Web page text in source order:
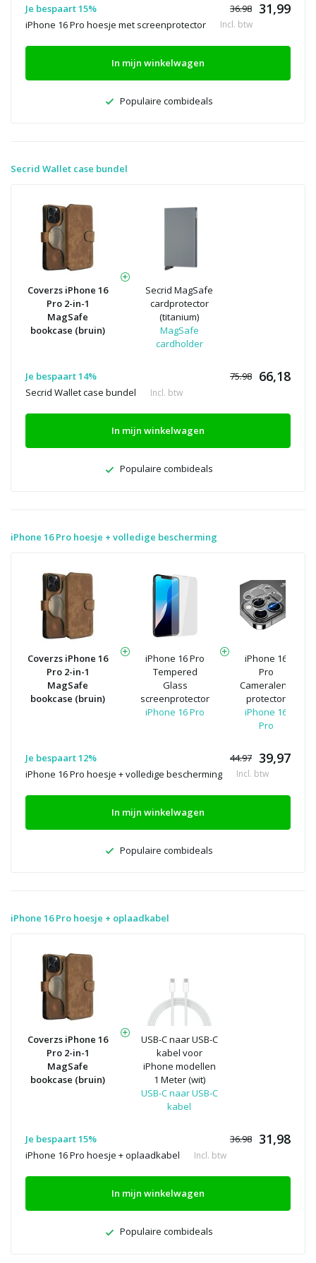
Je bespaart 15% 36.98 31,99
iPhone 16 Pro hoesje met screenprotector Incl. btw
In mijn winkelwagen
Populaire combideals
Secrid Wallet case bundel
Coverzs iPhone 16
Pro 2-in-1
MagSafe
bookcase (bruin)
Secrid MagSafe
cardprotector
(titanium)
MagSafe
cardholder
Je bespaart 14% 75.98 66,18
Secrid Wallet case bundel Incl. btw
In mijn winkelwagen
Populaire combideals
iPhone 16 Pro hoesje + volledige bescherming
Coverzs iPhone 16
Pro 2-in-1
MagSafe
bookcase (bruin)
iPhone 16 Pro
Tempered
Glass
screenprotector
iPhone 16 Pro
iPhone 16
Pro
Cameralens
protector
iPhone 16
Pro
Je bespaart 12% 44.97 39,97
iPhone 16 Pro hoesje + volledige bescherming Incl. btw
In mijn winkelwagen
Populaire combideals
iPhone 16 Pro hoesje + oplaadkabel
Coverzs iPhone 16
Pro 2-in-1
MagSafe
bookcase (bruin)
USB-C naar USB-C
kabel voor
iPhone modellen
1 Meter (wit)
USB-C naar USB-C
kabel
Je bespaart 15% 36.98 31,98
iPhone 16 Pro hoesje + oplaadkabel Incl. btw
In mijn winkelwagen
Populaire combideals